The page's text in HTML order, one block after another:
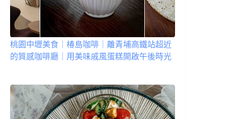
桃園中壢美食｜椿島咖啡｜離青埔高鐵站超近
的質感咖啡廳｜用美味戚風蛋糕開啟午後時光